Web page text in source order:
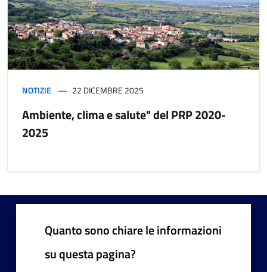
NOTIZIE 22 DICEMBRE 2025
Ambiente, clima e salute" del PRP 2020-
2025
Quanto sono chiare le informazioni
su questa pagina?